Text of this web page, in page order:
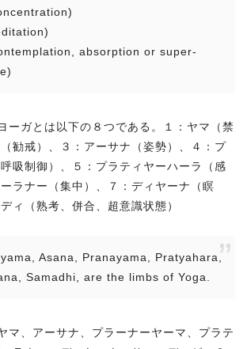
absorption or super-
ーガとは以下の８つである。１：ヤマ（禁
勧戒）、３：アーサナ（姿勢）、４：プ
吸制御）、５：プラティヤーハーラ（感
ラナー（集中）、７：ディヤーナ（瞑
ィ（熟考、併合、超意識状態）
Asana, Pranayama, Pratyahara,
Samadhi, are the limbs of Yoga.
マ、アーサナ、プラーナーヤーマ、プラテ